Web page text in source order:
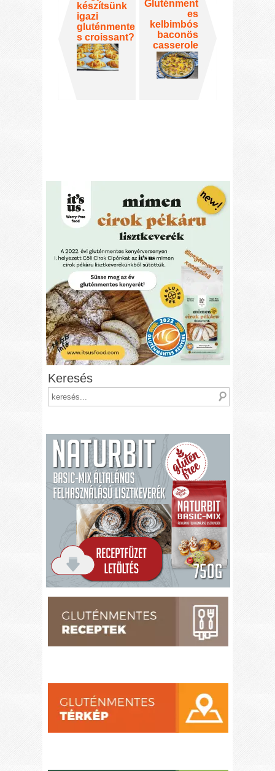
készítsünk
igazi
gluténmente
s croissant?
Gluténment
es
kelbimbós
baconös
casserole
Keresés